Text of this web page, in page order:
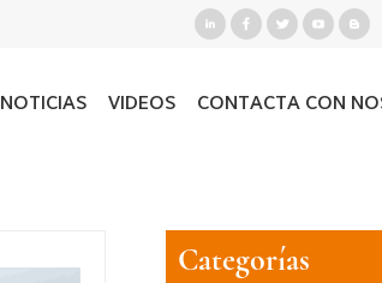
NOTICIAS VIDEOS CONTACTA CON
Categorías